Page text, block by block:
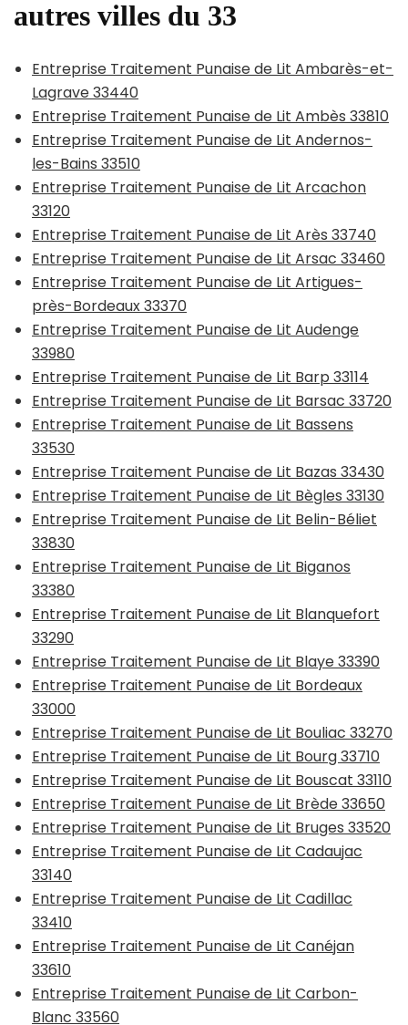
autres villes du 33
Entreprise Traitement Punaise de Lit Ambarès-et-
Lagrave 33440
Entreprise Traitement Punaise de Lit Ambès 33810
Entreprise Traitement Punaise de Lit Andernos-
les-Bains 33510
Entreprise Traitement Punaise de Lit Arcachon
33120
Entreprise Traitement Punaise de Lit Arès 33740
Entreprise Traitement Punaise de Lit Arsac 33460
Entreprise Traitement Punaise de Lit Artigues-
près-Bordeaux 33370
Entreprise Traitement Punaise de Lit Audenge
33980
Entreprise Traitement Punaise de Lit Barp 33114
Entreprise Traitement Punaise de Lit Barsac 33720
Entreprise Traitement Punaise de Lit Bassens
33530
Entreprise Traitement Punaise de Lit Bazas 33430
Entreprise Traitement Punaise de Lit Bègles 33130
Entreprise Traitement Punaise de Lit Belin-Béliet
33830
Entreprise Traitement Punaise de Lit Biganos
33380
Entreprise Traitement Punaise de Lit Blanquefort
33290
Entreprise Traitement Punaise de Lit Blaye 33390
Entreprise Traitement Punaise de Lit Bordeaux
33000
Entreprise Traitement Punaise de Lit Bouliac 33270
Entreprise Traitement Punaise de Lit Bourg 33710
Entreprise Traitement Punaise de Lit Bouscat 33110
Entreprise Traitement Punaise de Lit Brède 33650
Entreprise Traitement Punaise de Lit Bruges 33520
Entreprise Traitement Punaise de Lit Cadaujac
33140
Entreprise Traitement Punaise de Lit Cadillac
33410
Entreprise Traitement Punaise de Lit Canéjan
33610
Entreprise Traitement Punaise de Lit Carbon-
Blanc 33560